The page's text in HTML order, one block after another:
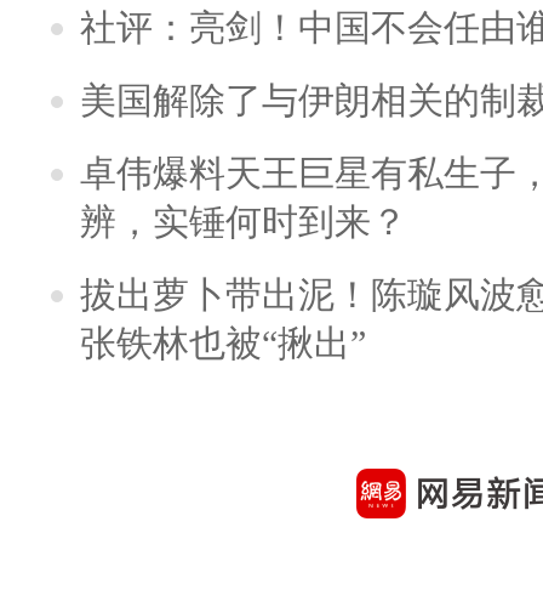
社评：亮剑！中国不会任由
美国解除了与伊朗相关的制
卓伟爆料天王巨星有私生子
辨，实锤何时到来？
拔出萝卜带出泥！陈璇风波
张铁林也被“揪出”